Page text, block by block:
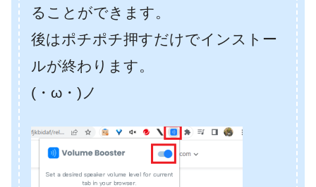
ることができます。
後はポチポチ押すだけでインストー
ルが終わります。
(・ω・)ノ